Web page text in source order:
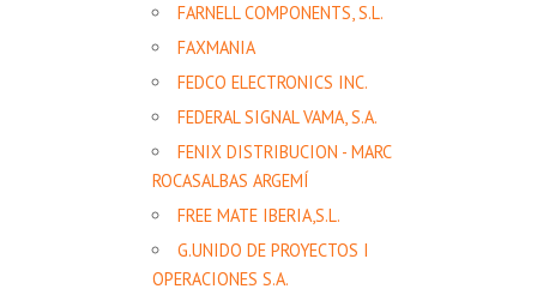
FARNELL COMPONENTS, S.L.
FAXMANIA
FEDCO ELECTRONICS INC.
FEDERAL SIGNAL VAMA, S.A.
FENIX DISTRIBUCION - MARC
ROCASALBAS ARGEMÍ
FREE MATE IBERIA,S.L.
G.UNIDO DE PROYECTOS I
OPERACIONES S.A.